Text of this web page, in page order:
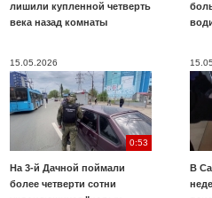
лишили купленной четверть
века назад комнаты
15.05.2026
0:53
На 3-й Дачной поймали
более четверти сотни
В